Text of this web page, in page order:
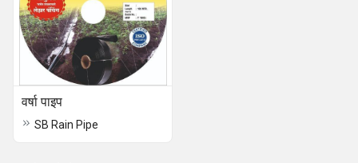
वर्षा पाइप
SB Rain Pipe